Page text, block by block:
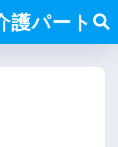
護パート